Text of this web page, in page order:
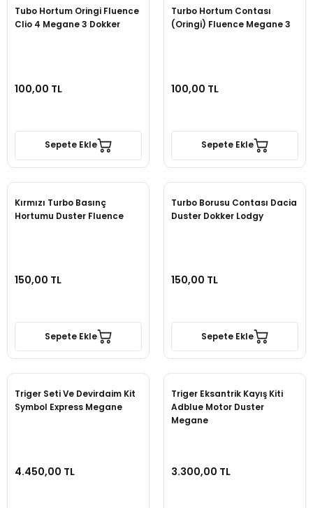
Tubo Hortum Oringi Fluence
Clio 4 Megane 3 Dokker
100,00 TL
Sepete Ekle
Turbo Hortum Contası
(Oringi) Fluence Megane 3
100,00 TL
Sepete Ekle
Kırmızı Turbo Basınç
Hortumu Duster Fluence
150,00 TL
Sepete Ekle
Turbo Borusu Contası Dacia
Duster Dokker Lodgy
150,00 TL
Sepete Ekle
Triger Seti Ve Devirdaim Kit
Symbol Express Megane
4.450,00 TL
Triger Eksantrik Kayış Kiti
Adblue Motor Duster
Megane
3.300,00 TL